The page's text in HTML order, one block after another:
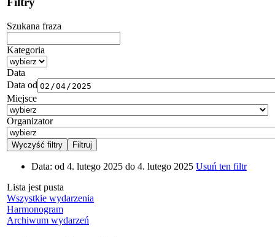
Szukana fraza
Kategoria
Data
Data od
Miejsce
Organizator
Data: od 4. lutego 2025 do 4. lutego 2025 Usuń ten filtr
Lista jest pusta
Wszystkie wydarzenia
Harmonogram
Archiwum wydarzeń